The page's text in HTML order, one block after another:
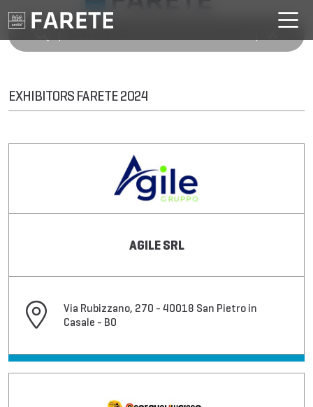
EXHIBITORS FARETE 2024
AGILE SRL
Via Rubizzano, 270 - 40018 San Pietro in
Casale - BO